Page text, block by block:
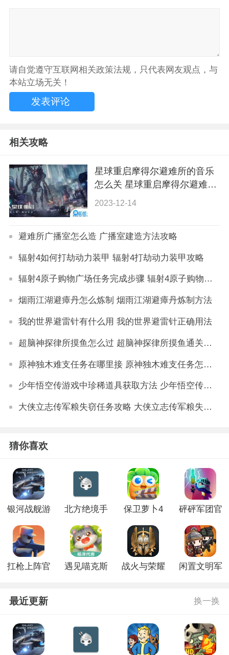
请自觉遵守互联网相关政策法规，只代表网友观点，与
本站立场无关！
相关攻略
星球重启摩得尔避难所的音乐
怎么关 星球重启摩得尔避难所
音乐关闭方法
2023-12-14
避难所广播室怎么造 广播室建造方法攻略
辐射4如何打劫动力装甲 辐射4打劫动力装甲攻略
辐射4原子购物广场任务完成步骤 辐射4原子购物广场任务怎么做
烟雨江湖避瘴丹怎么炼制 烟雨江湖避瘴丹炼制方法
我的世界避雷针有什么用 我的世界避雷针正确用法
超脑神探律所摸鱼怎么过 超脑神探律所摸鱼通关技巧
原神独木难支任务在哪里接 原神独木难支任务怎么触发
少年悟空传游戏中珍稀道具获取方法 少年悟空传游戏珍稀道具如何获取
大侠立志传军粮失窃任务攻略 大侠立志传军粮失窃任务如何做
猜你喜欢
银河战舰游
北方绝境手
保卫萝卜4
砰砰军团官
扛枪上阵官
遇见喵克斯
战火与荣耀
闲置文明军
最近更新 换一换